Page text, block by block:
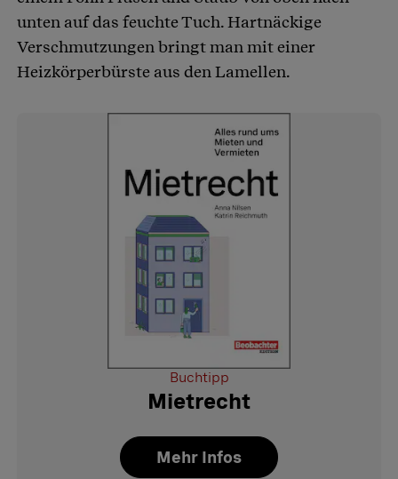
unten auf das feuchte Tuch. Hartnäckige
Verschmutzungen bringt man mit einer
Heizkörperbürste aus den Lamellen.
Buchtipp
Mietrecht
Mehr Infos